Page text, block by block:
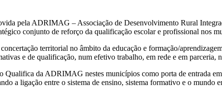
pela ADRIMAG – Associação de Desenvolvimento Rural
conjunto de reforço da qualificação escolar e profissional nos
territorial no âmbito da educação e formação/
e de qualificação, num efetivo trabalho, em rede e em parceria,
Qualifica da ADRIMAG nestes municípios como porta de entrada
a ligação entre o sistema de ensino, sistema formativo e o